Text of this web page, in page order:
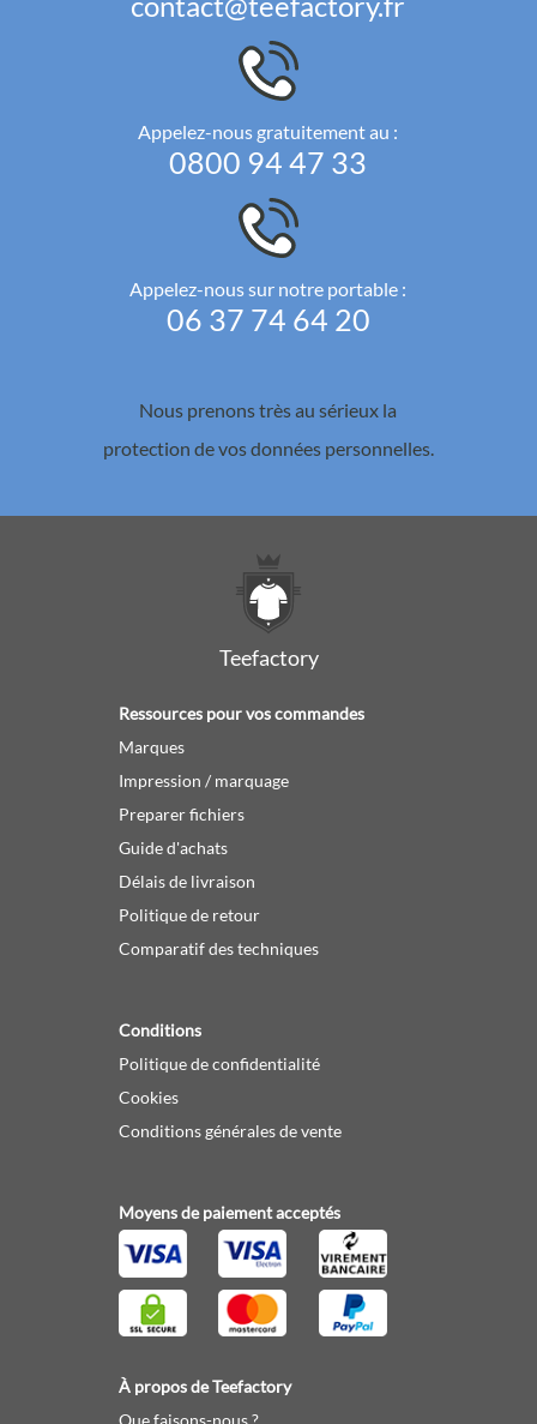
Appelez-nous gratuitement au :
0800 94 47 33
Appelez-nous sur notre portable :
06 37 74 64 20
Nous prenons très au sérieux la
protection de vos données personnelles.
Teefactory
Ressources pour vos commandes
Marques
Impression / marquage
Preparer fichiers
Guide d'achats
Délais de livraison
Politique de retour
Comparatif des techniques
Conditions
Politique de confidentialité
Cookies
Conditions générales de vente
Moyens de paiement acceptés
À propos de Teefactory